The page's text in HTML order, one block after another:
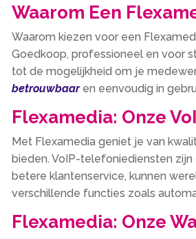
Waarom Een
Waarom kiezen voor een
Goedkoop, professioneel en voor
tot de mogelijkheid om je
betrouwbaaren eenvoudig in
Flexamedia: Onze
Met Flexamedia geniet je van
bieden. VoIP-telefoniediensten
betere klantenservice, kunnen
verschillende functies zoals
Flexamedia: Onze